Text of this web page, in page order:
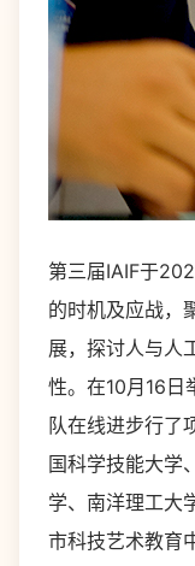
第三届IAIF于
的时机及应战，
展，探讨人与人
性。在10月16日
队在线进步行了
国科学技能大学
学、南洋理工大
市科技艺术教育